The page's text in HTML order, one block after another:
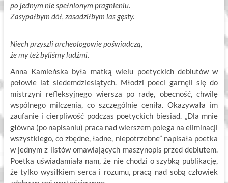
po jednym nie spełnionym pragnieniu.
Zasypałbym dół, zasadziłbym las gęsty.
Niech przyszli archeologowie poświadczą,
że my też byliśmy ludźmi.
Anna Kamieńska była matką wielu poetyckich debiutów w
połowie lat siedemdziesiątych. Młodzi poeci garnęli się do
mistrzyni refleksyjnego wiersza po radę, obecność, chwilę
wspólnego milczenia, co szczególnie ceniła. Okazywała im
zaufanie i cierpliwość podczas poetyckich biesiad. „Dla mnie
główna (po napisaniu) praca nad wierszem polega na eliminacji
wszystkiego, co zbędne, ładne, niepotrzebne” napisała poetka
w jednym z listów omawiających maszynopis przed debiutem.
Poetka uświadamiała nam, że nie chodzi o szybką publikację,
że tylko wysiłkiem serca i rozumu, pracą nad sobą człowiek